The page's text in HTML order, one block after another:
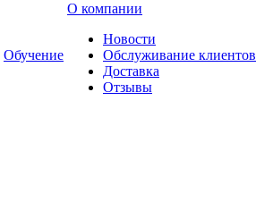
Обучение
О компании
Новости
Обслуживание клиентов
Доставка
Отзывы